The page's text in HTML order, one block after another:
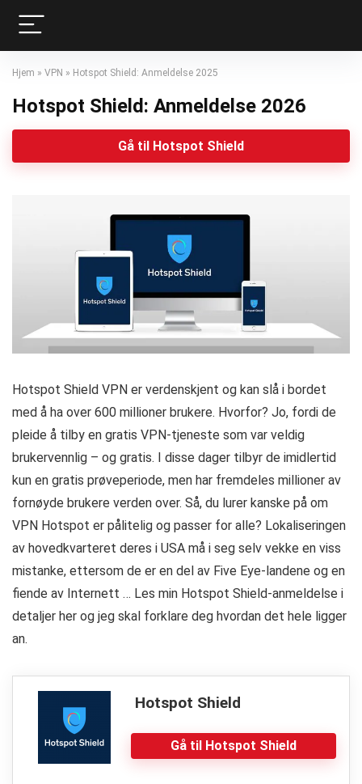
Hjem » VPN » Hotspot Shield: Anmeldelse 2025
Hotspot Shield: Anmeldelse 2026
Gå til Hotspot Shield
Hotspot Shield VPN er verdenskjent og kan slå i bordet
med å ha over 600 millioner brukere. Hvorfor? Jo, fordi de
pleide å tilby en gratis VPN-tjeneste som var veldig
brukervennlig – og gratis. I disse dager tilbyr de imidlertid
kun en gratis prøveperiode, men har fremdeles millioner av
fornøyde brukere verden over. Så, du lurer kanske på om
VPN Hotspot er pålitelig og passer for alle? Lokaliseringen
av hovedkvarteret deres i USA må i seg selv vekke en viss
mistanke, ettersom de er en del av Five Eye-landene og en
fiende av Internett … Les min Hotspot Shield-anmeldelse i
detaljer her og jeg skal forklare deg hvordan det hele ligger
an.
Hotspot Shield
Gå til Hotspot Shield